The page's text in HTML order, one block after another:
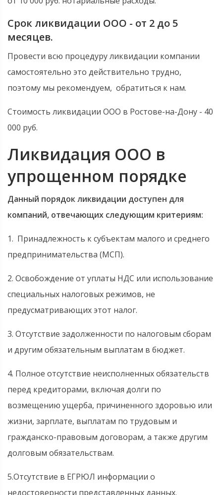
Срок ликвидации ООО - от 2 до 5
месяцев.
Провести всю процедуру ликвидации компании
самостоятельно это действительно трудно,
поэтому мы рекомендуем, обратиться к нам.
Стоимость ликвидации ООО в Ростове-на-Дону - 40
000 руб.
Ликвидация ООО в
упрощенном порядке
Данный порядок ликвидации доступен для
компаний, отвечающих следующим критериям:
1. Принадлежность к субъектам малого и среднего
предпринимательства (МСП).
2. Освобождение от уплаты НДС или использование
специальных налоговых режимов, не
предусматривающих этот налог.
3. Отсутствие задолженности по налоговым сборам
и другим обязательным выплатам в бюджет.
4. Полное отсутствие неисполненных обязательств
перед кредиторами, включая долги по
возмещению ущерба, причиненного здоровью или
жизни, зарплате, выплатам по трудовым и
гражданско-правовым договорам, а также другим
долговым обязательствам.
5.Отсутствие в ЕГРЮЛ информации о
недостоверности представленных данных.